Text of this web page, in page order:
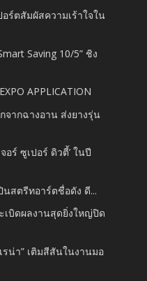
ร์ตสัมผัสความเร้าใจใน
Saving 10/5” ชิง
APPLICATION
จากฉางอาน ส่งยางรุ่น
อร์ ซูเปอร์ ดิวตี้’ ในปี
นสตรีทอาร์ตชื่อดัง ดี...
เบิดผลงานสุดยิ่งใหญ่ปิด
รน่า” เติมสีสันในงานมอ